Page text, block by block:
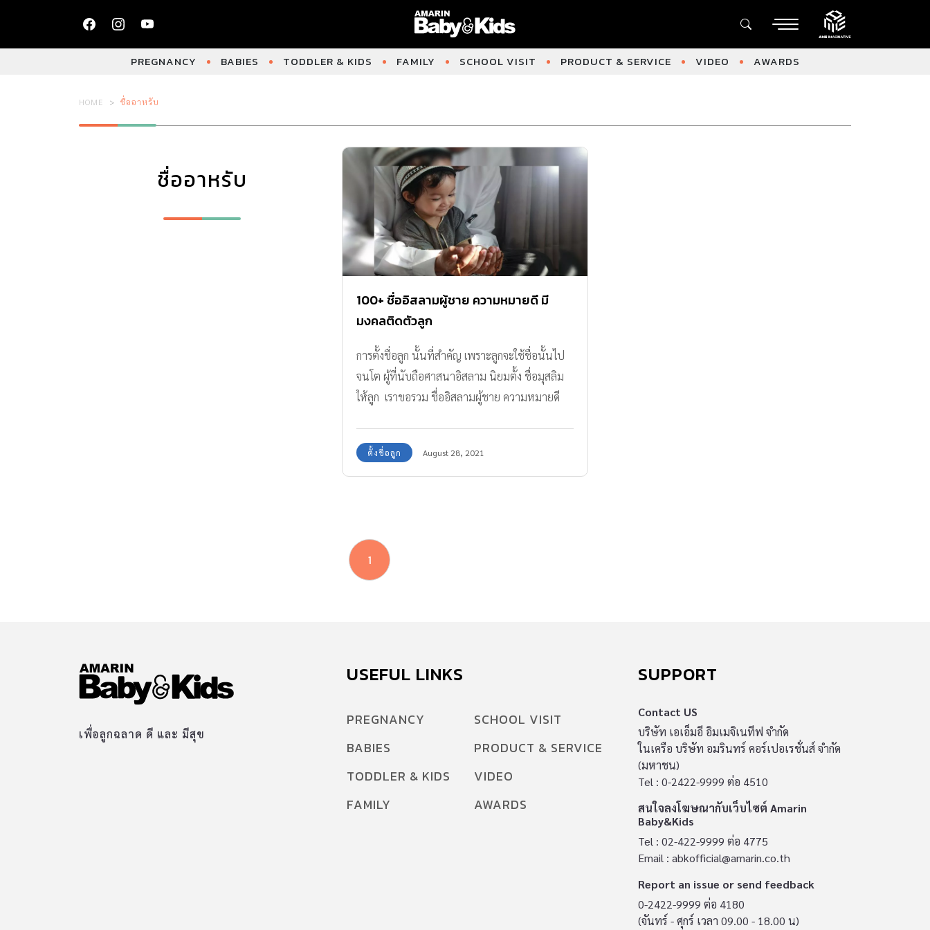
PREGNANCY BABIES TODDLER & KIDS FAMILY SCHOOL VISIT PRODUCT & SERVICE VIDEO AWARDS
HOME ชื่ออาหรับ
ชื่ออาหรับ
100+ ชื่ออิสลามผู้ชาย ความหมายดี มี
มงคลติดตัวลูก
การตั้งชื่อลูก นั้นที่สำคัญ เพราะลูกจะใช้ชื่อนั้นไป
จนโต ผู้ที่นับถือศาสนาอิสลาม นิยมตั้ง ชื่อมุสลิม
ให้ลูก เราขอรวม ชื่ออิสลามผู้ชาย ความหมายดี
ตั้งชื่อลูก August 28, 2021
1
เพื่อลูกฉลาด ดี และ มีสุข
USEFUL LINKS
PREGNANCY
BABIES
TODDLER & KIDS
FAMILY
SCHOOL VISIT
PRODUCT & SERVICE
VIDEO
AWARDS
SUPPORT
Contact US
บริษัท เอเอ็มอี อิมเมจิเนทีฟ จำกัด
ในเครือ บริษัท อมรินทร์ คอร์เปอเรชั่นส์ จำกัด
(มหาชน)
Tel : 0-2422-9999 ต่อ 4510
สนใจลงโฆษณากับเว็บไซต์ Amarin
Baby&Kids
Tel : 02-422-9999 ต่อ 4775
Email : abkofficial@amarin.co.th
Report an issue or send feedback
0-2422-9999 ต่อ 4180
(จันทร์ - ศุกร์ เวลา 09.00 - 18.00 น)